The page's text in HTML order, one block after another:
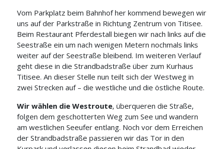
Vom Parkplatz beim Bahnhof her kommend bewegen wir
uns auf der Parkstraße in Richtung Zentrum von Titisee.
Beim Restaurant Pferdestall biegen wir nach links auf die
Seestraße ein um nach wenigen Metern nochmals links
weiter auf der Seestraße bleibend. Im weiteren Verlauf
geht diese in die Strandbadstraße über zum Kurhaus
Titisee. An dieser Stelle nun teilt sich der Westweg in
zwei Strecken auf – die westliche und die östliche Route.
Wir wählen die Westroute, überqueren die Straße,
folgen dem geschotterten Weg zum See und wandern
am westlichen Seeufer entlang. Noch vor dem Erreichen
der Strandbadstraße passieren wir das Tor in den